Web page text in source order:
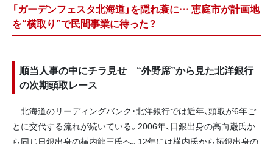
「ガーデンフェスタ北海道」を隠れ蓑に… 恵庭市が計画地
を“横取り”で民間事業に待った？
順当人事の中にチラ見せ “外野席”から見た北洋銀行
の次期頭取レース
北海道のリーディングバンク・北洋銀行では近年、頭取が6年ご
とに交代する流れが続いている。2006年、日銀出身の高向巌氏か
ら同じ日銀出身の横内龍三氏へ。12年には横内氏から拓銀出身の